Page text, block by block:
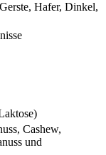
Hafer, Dinkel,
Cashew,
und